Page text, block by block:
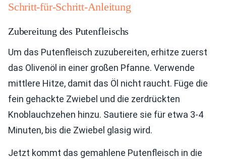
Schritt-für-Schritt-Anleitung
Zubereitung des Putenfleischs
Um das Putenfleisch zuzubereiten, erhitze zuerst
das Olivenöl in einer großen Pfanne. Verwende
mittlere Hitze, damit das Öl nicht raucht. Füge die
fein gehackte Zwiebel und die zerdrückten
Knoblauchzehen hinzu. Sautiere sie für etwa 3-4
Minuten, bis die Zwiebel glasig wird.
Jetzt kommt das gemahlene Putenfleisch in die